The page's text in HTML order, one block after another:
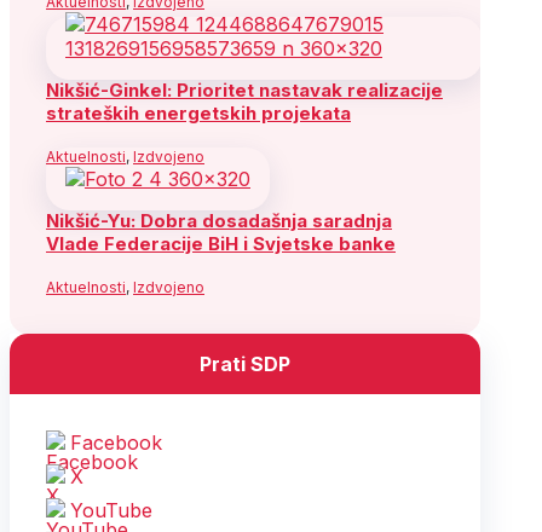
Nikšić-Ginkel: Prioritet nastavak realizacije
strateških energetskih projekata
Aktuelnosti, Izdvojeno
Nikšić-Yu: Dobra dosadašnja saradnja
Vlade Federacije BiH i Svjetske banke
Aktuelnosti, Izdvojeno
Prati SDP
Facebook
X
YouTube